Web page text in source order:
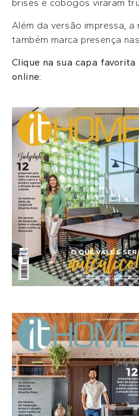
brises e cobogós viraram
Além da versão impressa, a
também marca presença
Clique na sua capa favorita
online: